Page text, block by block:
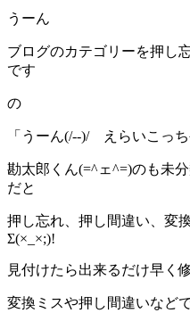
うーん
ブログのカテゴリーを押し
です
の
「うーん(/--)/ えらいこっち
勘太郎くん(=^ェ^=)のも未
だと
押し忘れ、押し間違い、変
Σ(×_×;)!
見付けたら出来るだけ早く
変換ミスや押し間違いなど